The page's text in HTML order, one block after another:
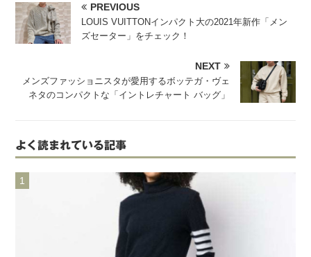
PREVIOUS
LOUIS VUITTONインパクト大の2021年新作「メン
ズセーター」をチェック！
NEXT
メンズファッショニスタが愛用するボッテガ・ヴェ
ネタのコンパクトな「イントレチャート バッグ」
よく読まれている記事